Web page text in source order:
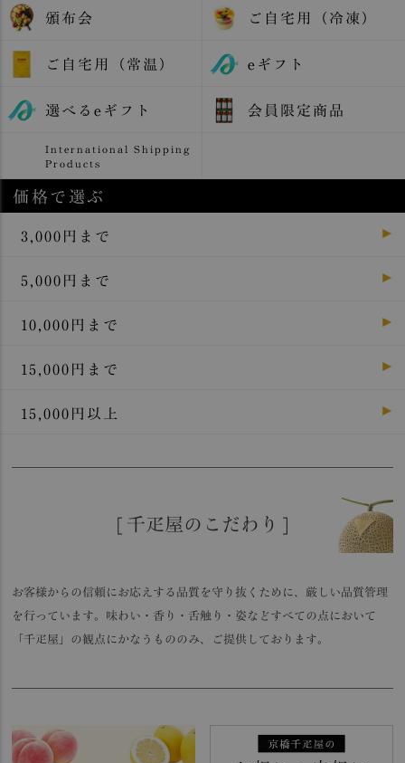
頒布会 ご自宅用（冷凍）
ご自宅用（常温） eギフト
選べるeギフト 会員限定商品
International Shipping
Products
価格で選ぶ
3,000円まで
5,000円まで
10,000円まで
15,000円まで
15,000円以上
[ 千疋屋のこだわり ]
お客様からの信頼にお応えする品質を守り抜くために、厳しい品質管理
を行っています。味わい・香り・舌触り・姿などすべての点において
「千疋屋」の観点にかなうもののみ、ご提供しております。